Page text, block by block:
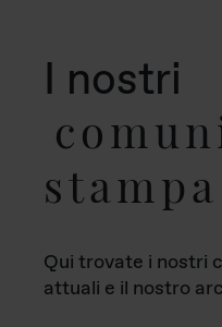
I nostri
stampa
Qui trovate i nostri
attuali e il nostro